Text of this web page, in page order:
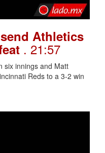
Athletics
. 21:57
six innings and Matt
Reds to a 3-2 win